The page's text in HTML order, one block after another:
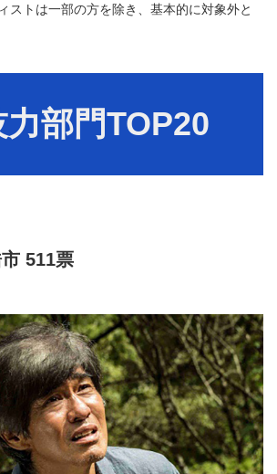
ストは一部の方を除き、基本的に対象外と
部門TOP20
511票